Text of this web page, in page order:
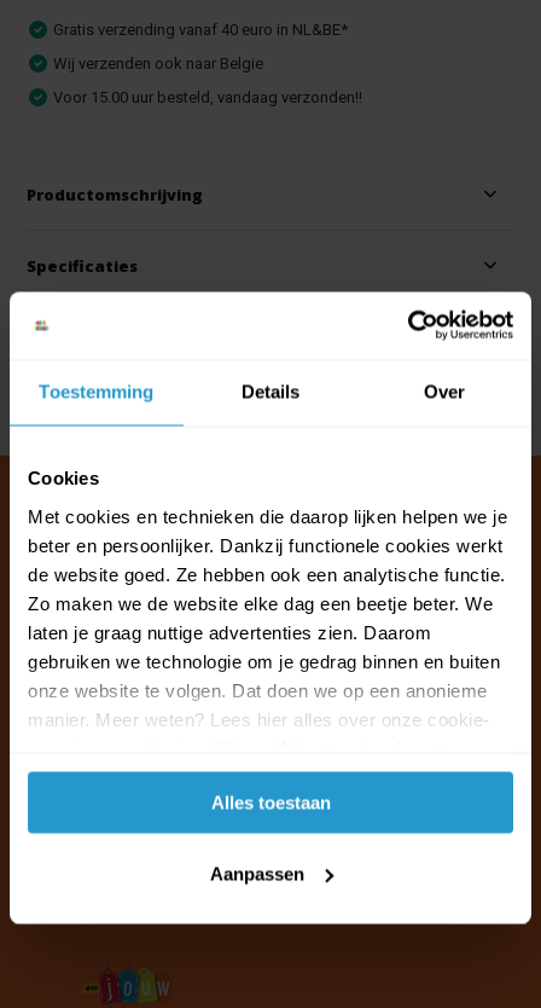
Toestemming Details Over
Cookies
Met cookies en technieken die daarop lijken helpen we je
beter en persoonlijker. Dankzij functionele cookies werkt
de website goed. Ze hebben ook een analytische functie.
Zo maken we de website elke dag een beetje beter. We
laten je graag nuttige advertenties zien. Daarom
gebruiken we technologie om je gedrag binnen en buiten
onze website te volgen. Dat doen we op een anonieme
manier. Meer weten? Lees hier alles over onze cookie-
accepteren.
Alles toestaan
Aanpassen
Gratis verzending vanaf 40 euro in NL&BE*
Wij verzenden ook naar Belgie
Voor 15.00 uur besteld, vandaag verzonden!!
Productomschrijving
Specificaties
Reviews
Klantenservice & FAQ
Wij staan voor u klaar.
Ma t/m vr van 09:30 - 16:00 telefonisch
+31 (0)13 785 62 41
Naar de klantenservice & FAQ